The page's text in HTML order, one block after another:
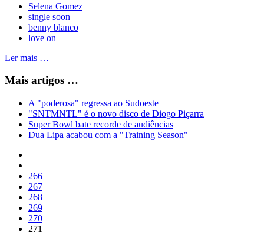
Selena Gomez
single soon
benny blanco
love on
Ler mais …
Mais artigos …
A "poderosa" regressa ao Sudoeste
"SNTMNTL" é o novo disco de Diogo Piçarra
Super Bowl bate recorde de audiências
Dua Lipa acabou com a "Training Season"
266
267
268
269
270
271